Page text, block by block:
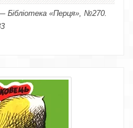
Бібліотека «Перця», №270.